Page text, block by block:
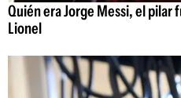
Quién era Jorge Messi, el pilar
Lionel